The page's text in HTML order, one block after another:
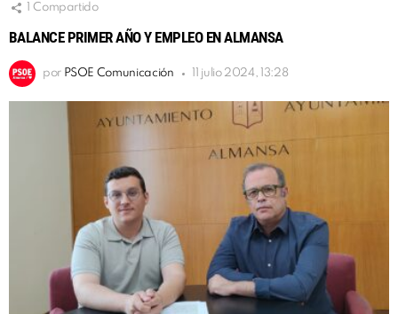
Compartido
BALANCE PRIMER AÑO Y EMPLEO EN ALMANSA
por PSOE Comunicación 11 julio 2024, 13:28